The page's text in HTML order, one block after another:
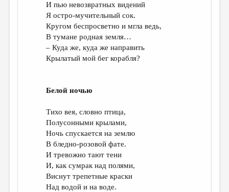
И пью невозвратных видений
Я остро-мучительный сок.
Кругом беспросветно и мгла ведь,
В тумане родная земля…
– Куда же, куда же направить
Крылатый мой бег корабля?
Белой ночью
Тихо вея, словно птица,
Полусонными крылами,
Ночь спускается на землю
В бледно-розовой фате.
И тревожно тают тени
И, как сумрак над полями,
Виснут трепетные краски
Над водой и на воде.